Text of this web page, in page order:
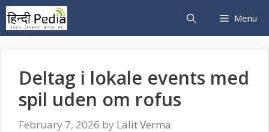
Skip
to
content
Menu
Deltag i lokale events med
spil uden om rofus
February 7, 2026 by Lalit Verma